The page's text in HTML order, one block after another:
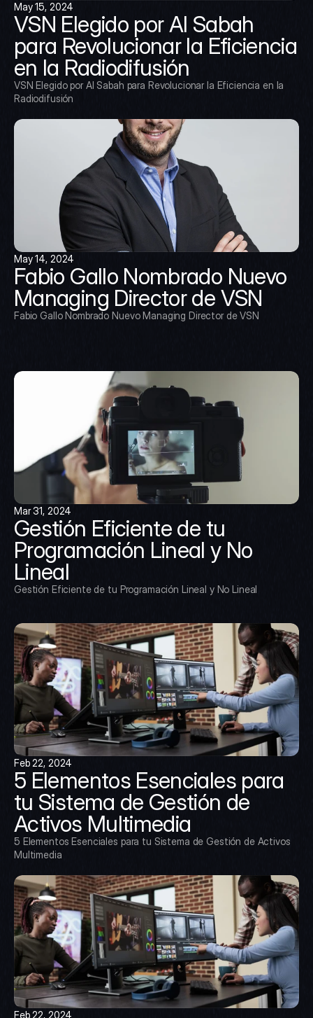
May 15, 2024
VSN Elegido por Al Sabah
para Revolucionar la Eficiencia
en la Radiodifusión
VSN Elegido por Al Sabah para Revolucionar la Eficiencia en la
Radiodifusión
May 14, 2024
Fabio Gallo Nombrado Nuevo
Managing Director de VSN
Fabio Gallo Nombrado Nuevo Managing Director de VSN
Mar 31, 2024
Gestión Eficiente de tu
Programación Lineal y No
Lineal
Gestión Eficiente de tu Programación Lineal y No Lineal
Feb 22, 2024
5 Elementos Esenciales para
tu Sistema de Gestión de
Activos Multimedia
5 Elementos Esenciales para tu Sistema de Gestión de Activos
Multimedia
Feb 22, 2024